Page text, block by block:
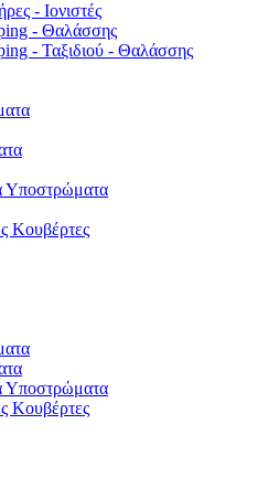
- Ιονιστές
- Θαλάσσης
- Ταξιδιού - Θαλάσσης
Υποστρώματα
Κουβέρτες
Υποστρώματα
Κουβέρτες